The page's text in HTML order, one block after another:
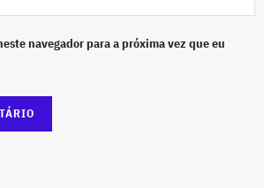
navegador para a próxima vez que eu